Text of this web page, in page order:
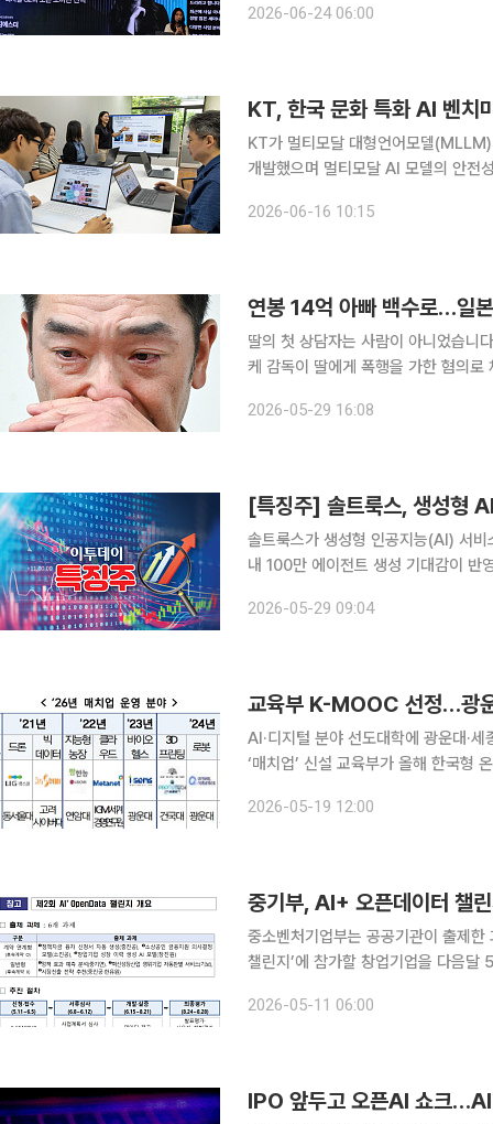
허브로 도약하기 위해서는 국가 전략
2026-06-24 06:00
KT, 한국 문화 특화 AI 벤치
KT가 멀티모달 대형언어모델
개발했으며 멀티모달 AI 모델의 안전성
전세 사기, 독도 분쟁과 같은 한국 사
2026-06-16 10:15
연봉 14억 아빠 백수로…일
딸의 첫 상담자는 사람이 아니었습니다. 일본 프로야구 명문 구단 요미우리 자이언츠의 아베
케 감독이 딸에게 폭행을 가한 혐의로
GPT’였습니다. 아베 감독
2026-05-29 16:08
솔트룩스가 생성형 인공지능(AI) 서
내 100만 에이전트 생성 기대감이 반영된 것으로 해석된다.
GS타워에서 연례 행사 'SAC 2026'
2026-05-29 09:04
교육부 K-MOOC 선정…광운
AI·디지털 분야 선도대학에 광운대·
‘매치업’ 신설 교육부가 올해 한국형 온라인 공개강좌(K-MOOC) 사업에 참여할 대학과 기관을 선
의 ‘바이브코딩’ 등 AI 실습형 강좌가
2026-05-19 12:00
중기부, AI+ 오픈데이터 챌
중소벤처기업부는 공공기관이 출제
챌린지’에 참가할 창업기업을 다음달 5일까지 모집
위해 마련됐다. 모집 대상은 공고일
2026-05-11 06:00
IPO 앞두고 오픈AI 쇼크